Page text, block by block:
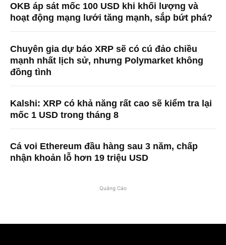
OKB áp sát mốc 100 USD khi khối lượng và
hoạt động mạng lưới tăng mạnh, sắp bứt phá?
Chuyên gia dự báo XRP sẽ có cú đảo chiều
mạnh nhất lịch sử, nhưng Polymarket không
đồng tình
Kalshi: XRP có khả năng rất cao sẽ kiểm tra lại
mốc 1 USD trong tháng 8
Cá voi Ethereum đầu hàng sau 3 năm, chấp
nhận khoản lỗ hơn 19 triệu USD
Quảng Cáo